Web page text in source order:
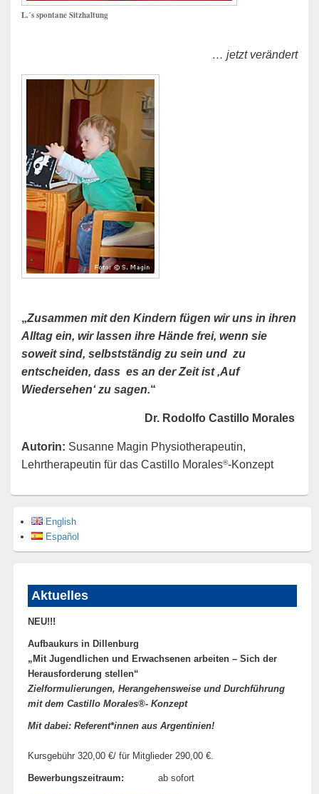
L.´s spontane Sitzhaltung
… jetzt verändert
„Zusammen mit den Kindern fügen wir uns in ihren
Alltag ein, wir lassen ihre Hände frei, wenn sie
soweit sind, selbstständig zu sein und zu
entscheiden, dass es an der Zeit ist ‚Auf
Wiedersehen‘ zu sagen.“
Dr. Rodolfo Castillo Morales
Autorin: Susanne Magin Physiotherapeutin,
Lehrtherapeutin für das Castillo Morales®-Konzept
English
Español
Aktuelles
NEU!!!
Aufbaukurs in Dillenburg
„Mit Jugendlichen und Erwachsenen arbeiten – Sich der
Herausforderung stellen“
Zielformulierungen, Herangehensweise und Durchführung
mit dem Castillo Morales®- Konzept
Mit dabei: Referent*innen aus Argentinien!
Kursgebühr 320,00 €/ für Mitglieder 290,00 €.
Bewerbungszeitraum:ab sofort